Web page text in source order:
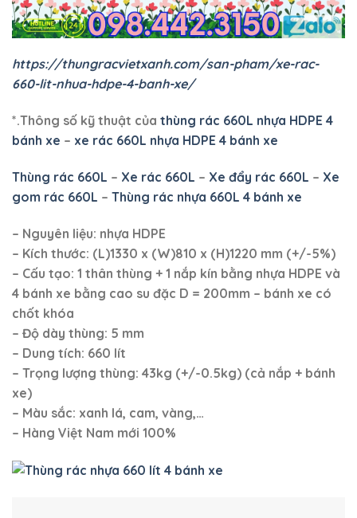
https://thungracvietxanh.com/san-pham/xe-rac-
660-lit-nhua-hdpe-4-banh-xe/
*.Thông số kỹ thuật của thùng rác 660L nhựa HDPE 4
bánh xe – xe rác 660L nhựa HDPE 4 bánh xe
Thùng rác 660L – Xe rác 660L – Xe đẩy rác 660L – Xe
gom rác 660L – Thùng rác nhựa 660L 4 bánh xe
– Nguyên liệu: nhựa HDPE
– Kích thước: (L)1330 x (W)810 x (H)1220 mm (+/-5%)
– Cấu tạo: 1 thân thùng + 1 nắp kín bằng nhựa HDPE và
4 bánh xe bằng cao su đặc D = 200mm – bánh xe có
chốt khóa
– Độ dày thùng: 5 mm
– Dung tích: 660 lít
– Trọng lượng thùng: 43kg (+/-0.5kg) (cả nắp + bánh
xe)
– Màu sắc: xanh lá, cam, vàng,…
– Hàng Việt Nam mới 100%